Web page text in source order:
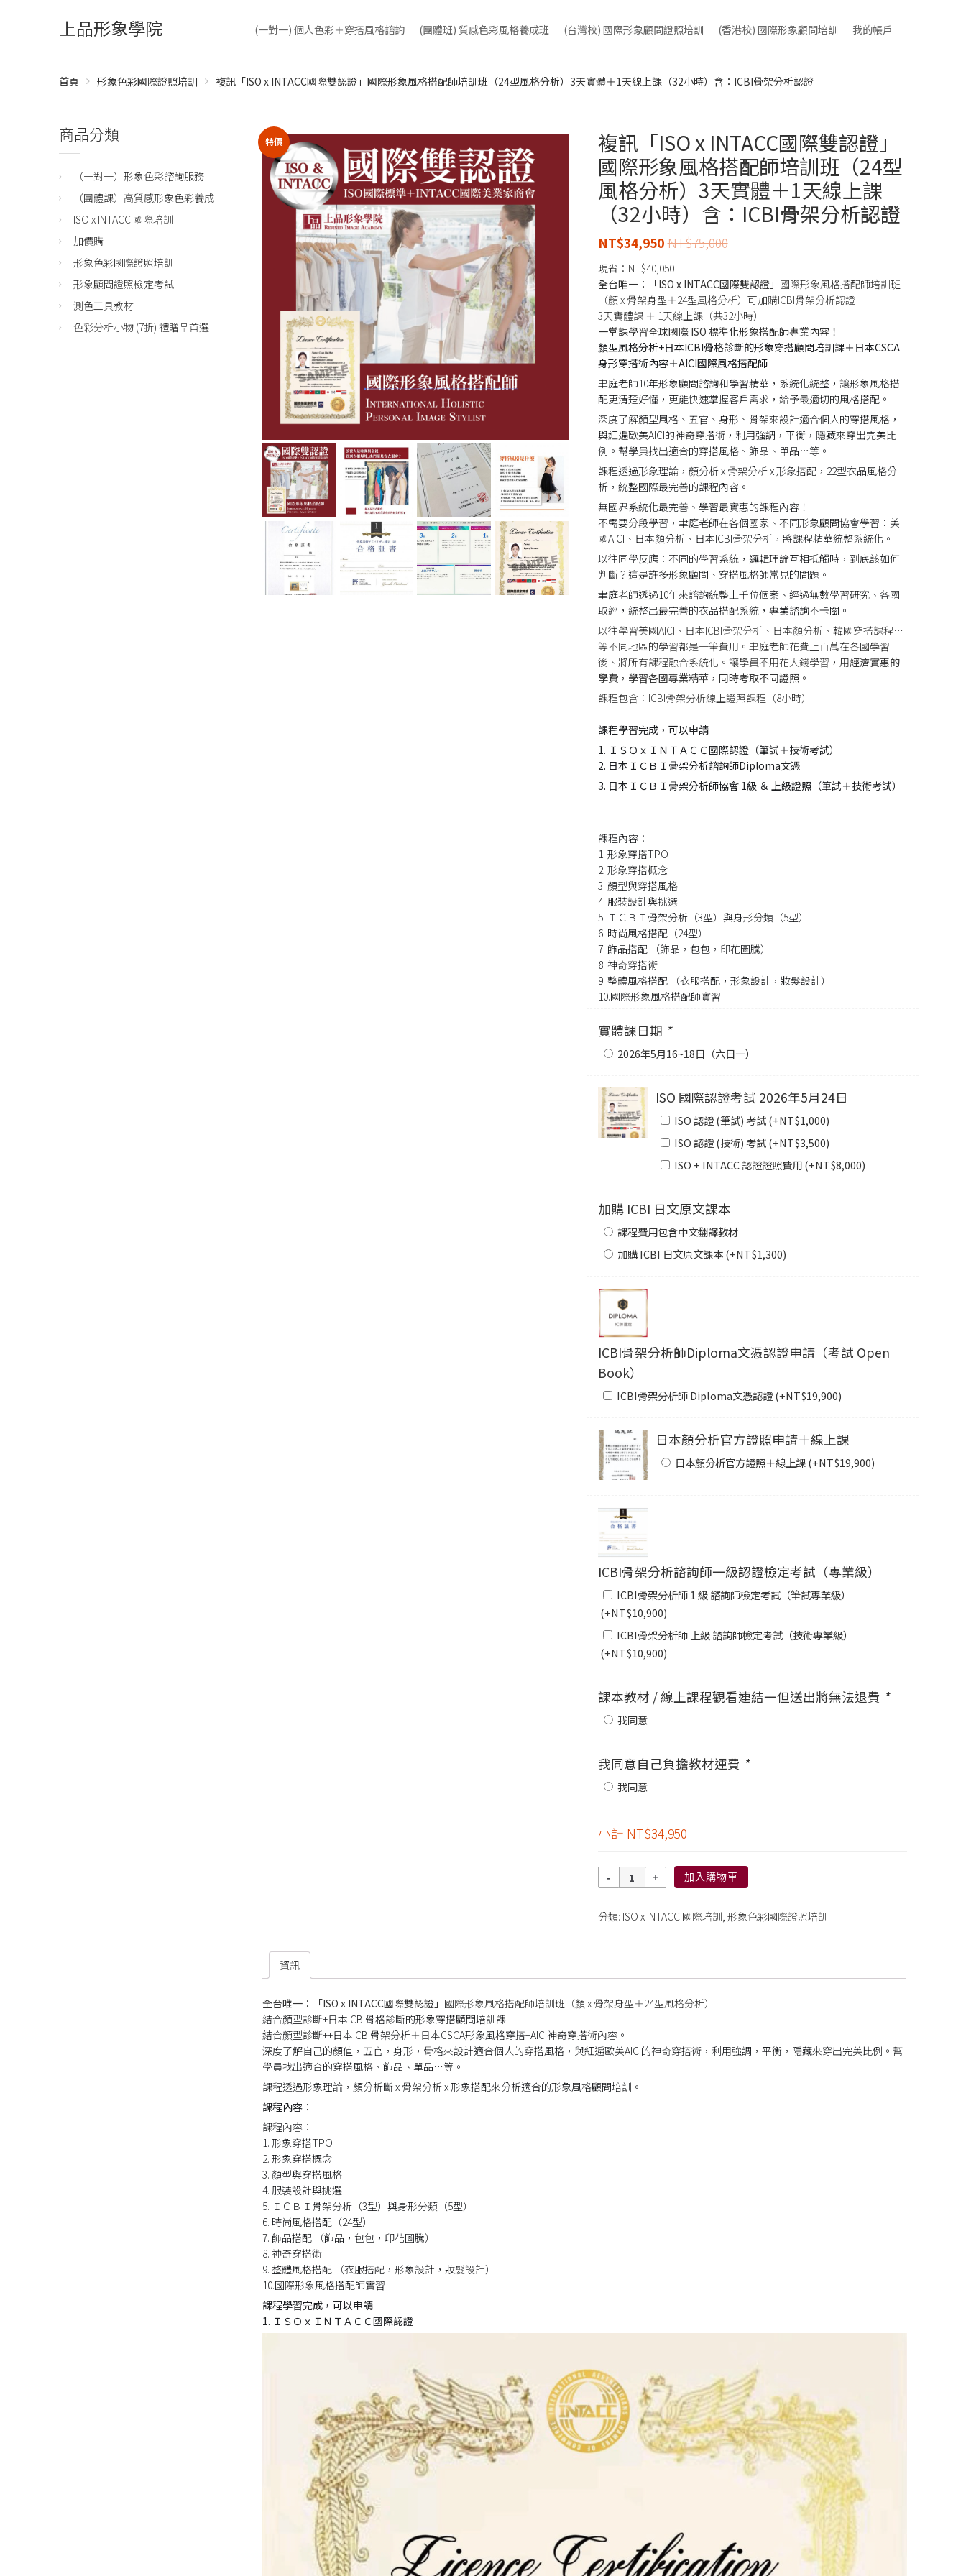
上品形象學院 (一對一) 個人色彩＋穿搭風格諮詢 (團體班) 質感色彩風格養成班 (台灣校) 國際形象顧問證照培訓 (香港校) 國際形象顧問培訓 我的帳戶
首頁 形象色彩國際證照培訓 複訊「ISO x INTACC國際雙認證」國際形象風格搭配師培訓班（24型風格分析）3天實體＋1天線上課（32小時）含：ICBI骨架分析認證
特價
複訊「ISO x INTACC國際雙認證」
國際形象風格搭配師培訓班（24型
風格分析）3天實體＋1天線上課
（32小時）含：ICBI骨架分析認證
NT$75,000
NT$34,950
現省： NT$40,050
全台唯一：「ISO x INTACC國際雙認證」 國際形象風格搭配師培訓班
（顏 x 骨架身型＋24型風格分析）可加購ICBI骨架分析認證
3天實體課 ＋ 1天線上課（共32小時）
一堂課學習全球國際 ISO 標準化形象搭配師專業內容！
顏型風格分析+日本ICBI骨格診斷的形象穿搭顧問培訓課＋日本CSCA
身形穿搭術內容＋AICI國際風格搭配師
聿庭老師10年形象顧問諮詢和學習精華，系統化統整，讓形象風格搭
配更清楚好懂，更能快速掌握客戶需求，給予最適切的風格搭配。
深度了解顏型風格、五官、身形、骨架來設計適合個人的穿搭風格，
與紅遍歐美AICI的神奇穿搭術，利用強調，平衡，隱藏來穿出完美比
例。幫學員找出適合的穿搭風格、飾品、單品…等。
課程透過形象理論，顏分析 x 骨架分析 x 形象搭配，22型衣品風格分
析，統整國際最完善的課程內容。
無國界系統化最完善、學習最實惠的課程內容！
不需要分段學習，聿庭老師在各個國家、不同形象顧問協會學習：美
國AICI、日本顏分析、日本ICBI骨架分析，將課程精華統整系統化。
以往同學反應：不同的學習系統，邏輯理論互相抵觸時，到底該如何
判斷？這是許多形象顧問、穿搭風格師常見的問題。
聿庭老師透過10年來諮詢統整上千位個案、經過無數學習研究、各國
取經，統整出最完善的衣品搭配系統，專業諮詢不卡關。
以往學習美國AICI、日本ICBI骨架分析、日本顏分析、韓國穿搭課程…
等不同地區的學習都是一筆費用。聿庭老師花費上百萬在各國學習
後、將所有課程融合系統化。讓學員不用花大錢學習，用經濟實惠的
學費，學習各國專業精華，同時考取不同證照。
課程包含：ICBI骨架分析線上證照課程（8小時）
課程學習完成，可以申請
1. ＩＳＯｘＩＮＴＡＣＣ國際認證（筆試＋技術考試）
2. 日本ＩＣＢＩ骨架分析諮詢師Diploma文憑
3. 日本ＩＣＢＩ骨架分析師協會 1級 ＆ 上級證照（筆試＋技術考試）
課程內容：
1. 形象穿搭TPO
2. 形象穿搭概念
3. 顏型與穿搭風格
4. 服裝設計與挑選
5. ＩＣＢＩ骨架分析（3型）與身形分類（5型）
6. 時尚風格搭配（24型）
7. 飾品搭配 （飾品，包包，印花圖騰）
8. 神奇穿搭術
9. 整體風格搭配 （衣服搭配，形象設計，妝髮設計）
10.國際形象風格搭配師實習
實體課日期 *
2026年5月16~18日（六日一）
ISO 國際認證考試 2026年5月24日
ISO 認證 (筆試) 考試 (+NT$1,000)
ISO 認證 (技術) 考試 (+NT$3,500)
ISO + INTACC 認證證照費用 (+NT$8,000)
加購 ICBI 日文原文課本
課程費用包含中文翻譯教材
加購 ICBI 日文原文課本 (+NT$1,300)
ICBI骨架分析師Diploma文憑認證申請（考試 Open
Book）
ICBI骨架分析師 Diploma文憑認證 (+NT$19,900)
日本顏分析官方證照申請＋線上課
日本顏分析官方證照＋線上課 (+NT$19,900)
ICBI骨架分析諮詢師一級認證檢定考試（專業級）
ICBI骨架分析師 1 級 諮詢師檢定考試（筆試專業級）
(+NT$10,900)
ICBI骨架分析師 上級 諮詢師檢定考試（技術專業級）
(+NT$10,900)
課本教材 / 線上課程觀看連結一但送出將無法退費 *
我同意
我同意自己負擔教材運費 *
我同意
小計 NT$34,950
量
加入購物車
分類: ISO x INTACC 國際培訓, 形象色彩國際證照培訓
資訊
全台唯一：「ISO x INTACC國際雙認證」 國際形象風格搭配師培訓班（顏 x 骨架身型＋24型風格分析）
結合顏型診斷+日本ICBI骨格診斷的形象穿搭顧問培訓課
結合顏型診斷++日本ICBI骨架分析＋日本CSCA形象風格穿搭+AICI神奇穿搭術內容。
深度了解自己的顏值，五官，身形，骨格來設計適合個人的穿搭風格，與紅遍歐美AICI的神奇穿搭術，利用強調，平衡，隱藏來穿出完美比例。幫
學員找出適合的穿搭風格、飾品、單品…等。
課程透過形象理論，顏分析斷 x 骨架分析 x 形象搭配來分析適合的形象風格顧問培訓。
課程內容：
課程內容：
1. 形象穿搭TPO
2. 形象穿搭概念
3. 顏型與穿搭風格
4. 服裝設計與挑選
5. ＩＣＢＩ骨架分析（3型）與身形分類（5型）
6. 時尚風格搭配（24型）
7. 飾品搭配 （飾品，包包，印花圖騰）
8. 神奇穿搭術
9. 整體風格搭配 （衣服搭配，形象設計，妝髮設計）
10.國際形象風格搭配師實習
課程學習完成，可以申請
1. ＩＳＯｘＩＮＴＡＣＣ國際認證
商品分類
（一對一）形象色彩諮詢服務
（團體課）高質感形象色彩養成
ISO x INTACC 國際培訓
加價購
形象色彩國際證照培訓
形象顧問證照檢定考試
測色工具教材
色彩分析小物 (7折) 禮贈品首選